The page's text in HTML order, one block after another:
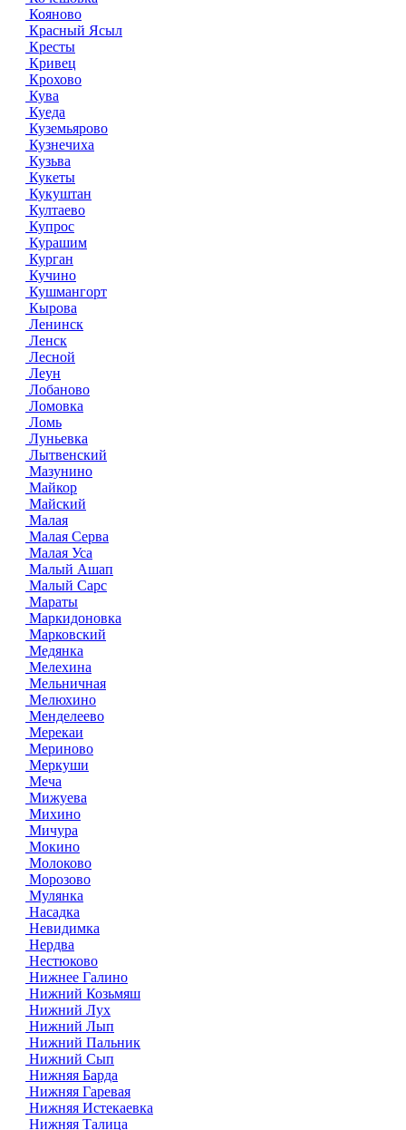
Кояново
Красный Ясыл
Кресты
Кривец
Крохово
Кува
Куеда
Куземьярово
Кузнечиха
Кузьва
Кукеты
Кукуштан
Култаево
Купрос
Курашим
Курган
Кучино
Кушмангорт
Кырова
Ленинск
Ленск
Лесной
Леун
Лобаново
Ломовка
Ломь
Луньевка
Лытвенский
Мазунино
Майкор
Майский
Малая
Малая Серва
Малая Уса
Малый Ашап
Малый Сарс
Мараты
Маркидоновка
Марковский
Медянка
Мелехина
Мельничная
Мелюхино
Менделеево
Мерекаи
Мериново
Меркуши
Меча
Мижуева
Михино
Мичура
Мокино
Молоково
Морозово
Мулянка
Насадка
Невидимка
Нердва
Нестюково
Нижнее Галино
Нижний Козьмяш
Нижний Лух
Нижний Лып
Нижний Пальник
Нижний Сып
Нижняя Барда
Нижняя Гаревая
Нижняя Истекаевка
Нижняя Талица